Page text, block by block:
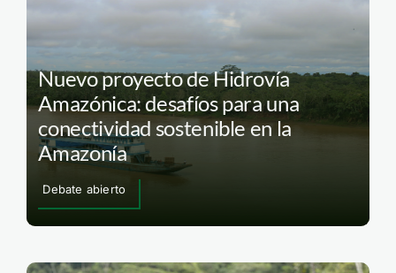
Nuevo proyecto de Hidrovía
Amazónica: desafíos para una
conectividad sostenible en la
Amazonía
Debate abierto